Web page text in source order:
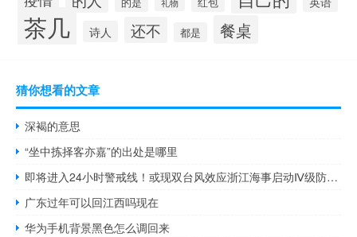
礼物
茶几 诗人 还不 都是 餐桌
猜你想看的文章
深褐的意思
“坐中拣择客亦嘉”的出处是哪里
即将进入24小时警戒线！或现双台风效应浙江海事启动Ⅳ级防台响应
广东过年可以回江西吗现在
华为手机背景黑色怎么调回来